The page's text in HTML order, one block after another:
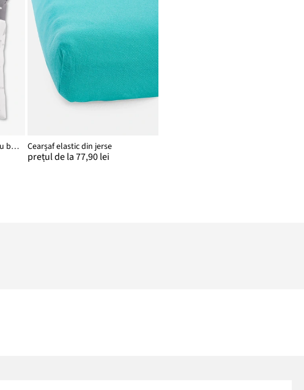
Lenjerie de pat din material cu bumbac Cearșaf elastic din jerse
prețul de la 77,90 lei